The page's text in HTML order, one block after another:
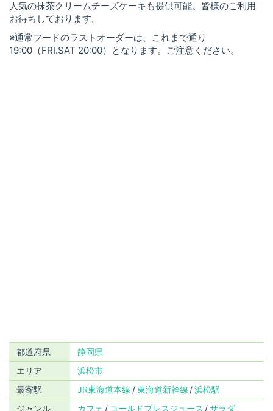
人気の抹茶クリームチーズケーキも提供可能。皆様のご利用
お待ちしております。
※通常フードのラストオーダーは、これまで通り
19:00（FRI.SAT 20:00）となります。ご注意ください。
都道府県
静岡県
エリア
浜松市
最寄駅
JR東海道本線 東海道新幹線
浜松駅
ジャンル
カフェ コールドプレスジュース サラダ